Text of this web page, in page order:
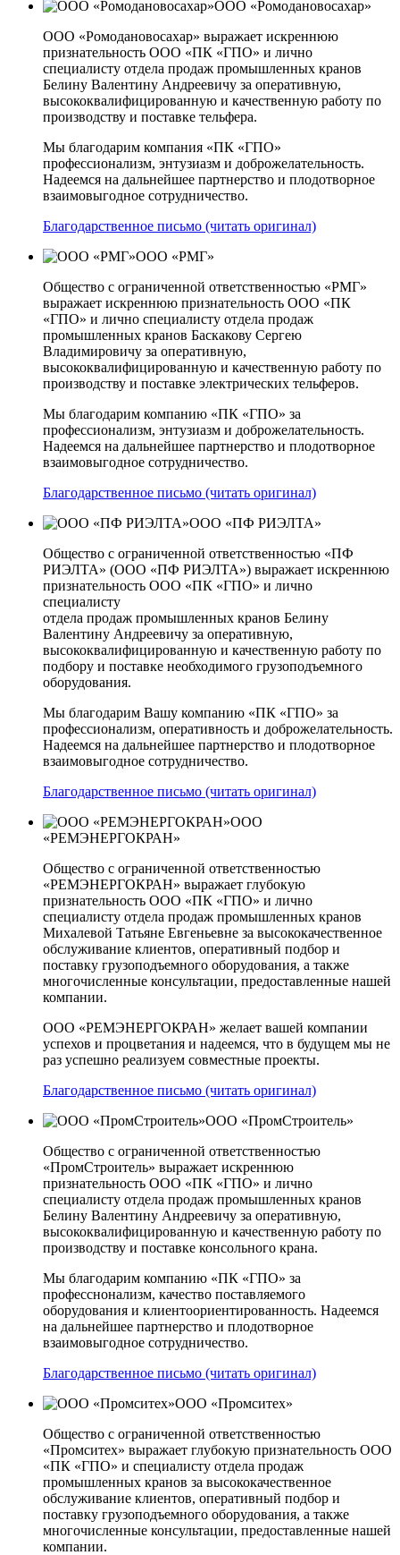
ООО «Ромодановосахар»
ООО «Ромодановосахар» выражает искреннюю
признательность ООО «ПК «ГПО» и лично
специалисту отдела продаж промышленных кранов
Белину Валентину Андреевичу за оперативную,
высококвалифицированную и качественную работу по
производству и поставке тельфера.
Мы благодарим компания «ПК «ГПО»
профессионализм, энтузиазм и доброжелательность.
Надеемся на дальнейшее партнерство и плодотворное
взаимовыгодное сотрудничество.
Благодарственное письмо (читать оригинал)
ООО «РМГ»
Общество с ограниченной ответственностью «РМГ»
выражает искреннюю признательность ООО «ПК
«ГПО» и лично специалисту отдела продаж
промышленных кранов Баскакову Сергею
Владимировичу за оперативную,
высококвалифицированную и качественную работу по
производству и поставке электрических тельферов.
Мы благодарим компанию «ПК «ГПО» за
профессионализм, энтузиазм и доброжелательность.
Надеемся на дальнейшее партнерство и плодотворное
взаимовыгодное сотрудничество.
Благодарственное письмо (читать оригинал)
ООО «ПФ РИЭЛТА»
Общество с ограниченной ответственностью «ПФ
РИЭЛТА» (ООО «ПФ РИЭЛТА») выражает искреннюю
признательность ООО «ПК «ГПО» и лично
специалисту
отдела продаж промышленных кранов Белину
Валентину Андреевичу за оперативную,
высококвалифицированную и качественную работу по
подбору и поставке необходимого грузоподъемного
оборудования.
Мы благодарим Вашу компанию «ПК «ГПО» за
профессионализм, оперативность и доброжелательность.
Надеемся на дальнейшее партнерство и плодотворное
взаимовыгодное сотрудничество.
Благодарственное письмо (читать оригинал)
ООО
«РЕМЭНЕРГОКРАН»
Общество с ограниченной ответственностью
«РЕМЭНЕРГОКРАН» выражает глубокую
признательность ООО «ПК «ГПО» и лично
специалисту отдела продаж промышленных кранов
Михалевой Татьяне Евгеньевне за высококачественное
обслуживание клиентов, оперативный подбор и
поставку грузоподъемного оборудования, а также
многочисленные консультации, предоставленные нашей
компании.
ООО «РЕМЭНЕРГОКРАН» желает вашей компании
успехов и процветания и надеемся, что в будущем мы не
раз успешно реализуем совместные проекты.
Благодарственное письмо (читать оригинал)
ООО «ПромСтроитель»
Общество с ограниченной ответственностью
«ПромСтроитель» выражает искреннюю
признательность ООО «ПК «ГПО» и лично
специалисту отдела продаж промышленных кранов
Белину Валентину Андреевичу за оперативную,
высококвалифицированную и качественную работу по
производству и поставке консольного крана.
Мы благодарим компанию «ПК «ГПО» за
професснонализм, качество поставляемого
оборудования и клиентоориентированность. Надеемся
на дальнейшее партнерство и плодотворное
взаимовыгодное сотрудничество.
Благодарственное письмо (читать оригинал)
ООО «Промситех»
Общество с ограниченной ответственностью
«Промситех» выражает глубокую признательность ООО
«ПК «ГПО» и специалисту отдела продаж
промышленных кранов за высококачественное
обслуживание клиентов, оперативный подбор и
поставку грузоподъемного оборудования, а также
многочисленные консультации, предоставленные нашей
компании.